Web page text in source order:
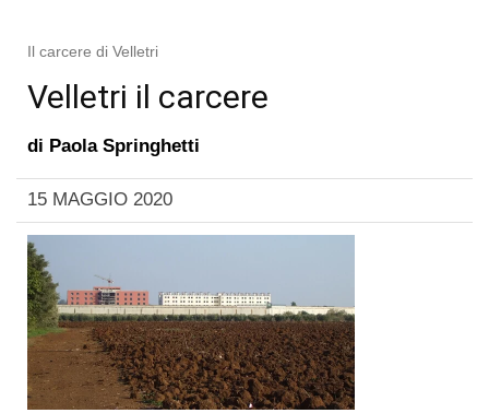
Il carcere di Velletri
Velletri il carcere
di Paola Springhetti
15 MAGGIO 2020